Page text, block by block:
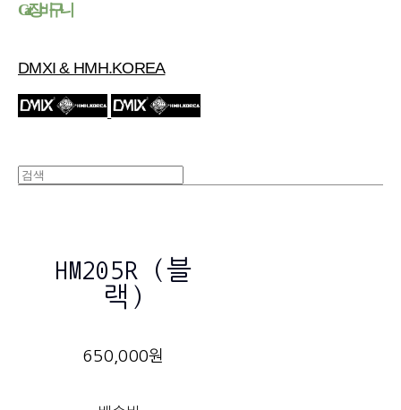
Cart장바구니
DMXI & HMH.KOREA
HM205R (블
랙)
650,000원